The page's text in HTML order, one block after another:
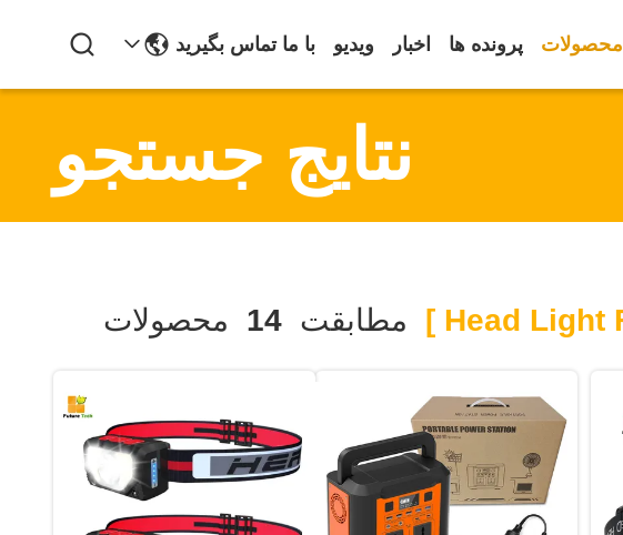
محصولات پرونده ها اخبار ویدیو با ما تماس بگیرید
نتایج جستجو
مطابقت 14 محصولات